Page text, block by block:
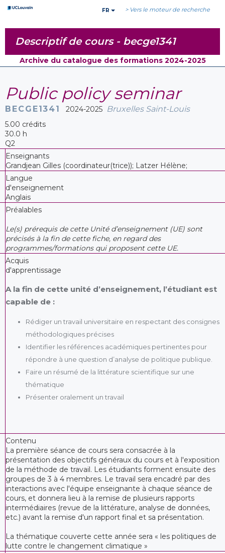
FR > Vers le moteur de recherche
Descriptif de cours - becge1341
Archive du catalogue des formations 2024-2025
Public policy seminar
BECGE1341 2024-2025 Bruxelles Saint-Louis
5.00 crédits
30.0 h
Q2
Enseignants
Grandjean Gilles (coordinateur(trice)); Latzer Hélène;
Langue
d'enseignement
Anglais
Préalables
Le(s) prérequis de cette Unité d’enseignement (UE) sont
précisés à la fin de cette fiche, en regard des
programmes/formations qui proposent cette UE.
Acquis
d'apprentissage
A la fin de cette unité d’enseignement, l’étudiant est
capable de :
Rédiger un travail universitaire en respectant des consignes
méthodologiques précises
Identifier les références académiques pertinentes pour
répondre à une question d’analyse de politique publique.
Faire un résumé de la littérature scientifique sur une
thématique
Présenter oralement un travail
Contenu
La première séance de cours sera consacrée à la
présentation des objectifs généraux du cours et à l'exposition
de la méthode de travail. Les étudiants forment ensuite des
groupes de 3 à 4 membres. Le travail sera encadré par des
interactions avec l'équipe enseignante à chaque séance de
cours, et donnera lieu à la remise de plusieurs rapports
intermédiaires (revue de la littérature, analyse de données,
etc.) avant la remise d'un rapport final et sa présentation.
La thématique couverte cette année sera « les politiques de
lutte contre le changement climatique »